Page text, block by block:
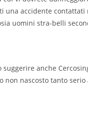
una accidente
uomini stra-belli
anche
non nascosto tanto